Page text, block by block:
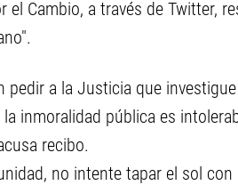
Cambio, a través de Twitter,
pedir a la Justicia que
inmoralidad pública es
recibo.
no intente tapar el sol con